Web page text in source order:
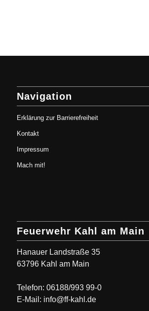
Navigation
Erklärung zur Barrierefreiheit
Kontakt
Impressum
Mach mit!
Feuerwehr Kahl am Main
Hanauer Landstraße 35
63796 Kahl am Main
Telefon: 06188/993 99-0
E-Mail: info@ff-kahl.de